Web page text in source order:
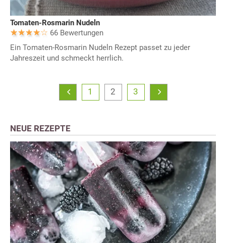
Tomaten-Rosmarin Nudeln
66 Bewertungen
Ein Tomaten-Rosmarin Nudeln Rezept passet zu jeder
Jahreszeit und schmeckt herrlich.
1 2 3
NEUE REZEPTE